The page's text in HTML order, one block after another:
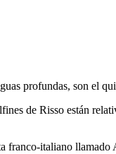
profundas, son el
de Risso están
franco-italiano